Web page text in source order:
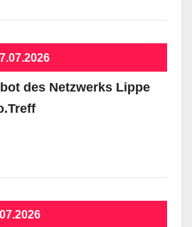
des Netzwerks Lippe